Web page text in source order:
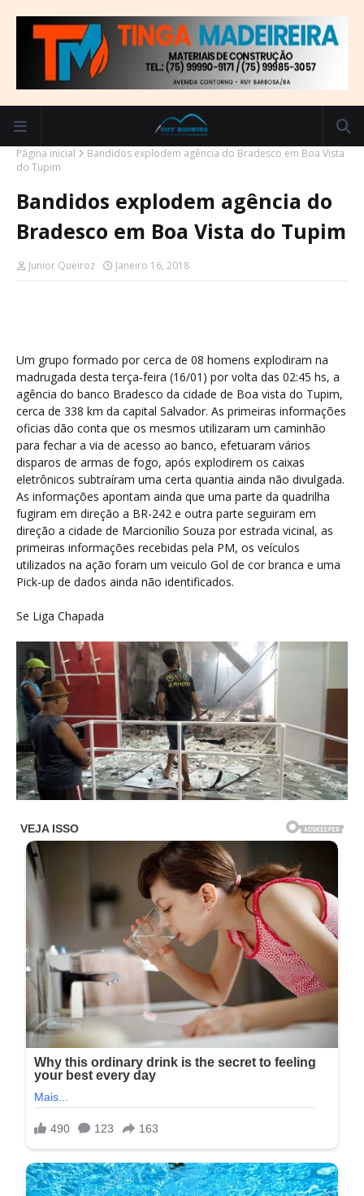
Página inicial
Bandidos explodem agência do Bradesco em Boa Vista
do Tupim
Bandidos explodem agência do
Bradesco em Boa Vista do Tupim
Junior Queiroz Janeiro 16, 2018
Um grupo formado por cerca de 08 homens explodiram na
madrugada desta terça-feira (16/01) por volta das 02:45 hs, a
agência do banco Bradesco da cidade de Boa vista do Tupim,
cerca de 338 km da capital Salvador. As primeiras informações
oficias dão conta que os mesmos utilizaram um caminhão
para fechar a via de acesso ao banco, efetuaram vários
disparos de armas de fogo, após explodirem os caixas
eletrônicos subtraíram uma certa quantia ainda não divulgada.
As informações apontam ainda que uma parte da quadrilha
fugiram em direção a BR-242 e outra parte seguiram em
direção a cidade de Marcionílio Souza por estrada vicinal, as
primeiras informações recebidas pela PM, os veículos
utilizados na ação foram um veiculo Gol de cor branca e uma
Pick-up de dados ainda não identificados.
Se Liga Chapada